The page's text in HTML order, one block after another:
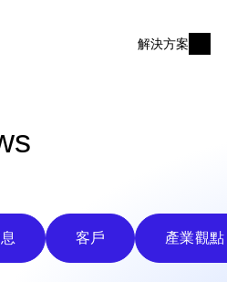
解決方案
客戶 產業觀點